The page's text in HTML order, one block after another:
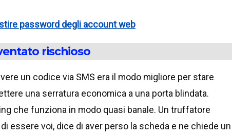
password degli account web
rischioso
un codice via SMS era il modo migliore per stare
una serratura economica a una porta blindata.
che funziona in modo quasi banale. Un truffatore
essere voi, dice di aver perso la scheda e ne chiede un